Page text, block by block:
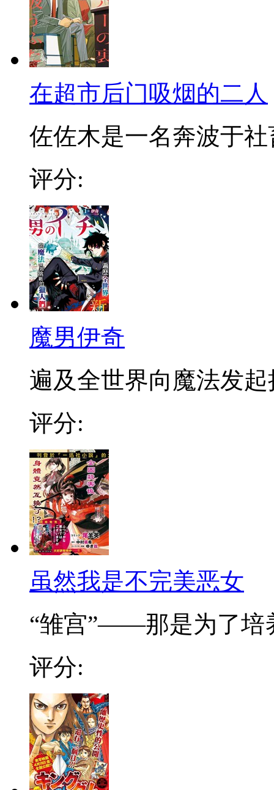
在超市后门吸烟的二人
佐佐木是一名奔波于社
评分:
魔男伊奇
遍及全世界向魔法发起
评分:
虽然我是不完美恶女
“雏宫”——那是为了培
评分: